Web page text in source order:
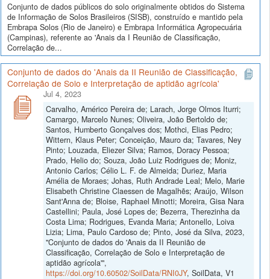
Conjunto de dados públicos do solo originalmente obtidos do Sistema
de Informação de Solos Brasileiros (SISB), construído e mantido pela
Embrapa Solos (Rio de Janeiro) e Embrapa Informática Agropecuária
(Campinas), referente ao 'Anais da I Reunião de Classificação,
Correlação de...
Conjunto de dados do 'Anais da II Reunião de Classificação,
Correlação de Solo e Interpretação de aptidão agrícola'
Jul 4, 2023
Carvalho, Américo Pereira de; Larach, Jorge Olmos Iturri;
Camargo, Marcelo Nunes; Oliveira, João Bertoldo de;
Santos, Humberto Gonçalves dos; Mothci, Elias Pedro;
Wittern, Klaus Peter; Conceição, Mauro da; Tavares, Ney
Pinto; Louzada, Eliezer Silva; Ramos, Doracy Pessoa;
Prado, Helio do; Souza, João Luiz Rodrigues de; Moniz,
Antonio Carlos; Célio L. F. de Almeida; Duriez, Maria
Amélia de Moraes; Johas, Ruth Andrade Leal; Melo, Marie
Elisabeth Christine Claessen de Magalhẽs; Araújo, Wilson
Sant'Anna de; Bloise, Raphael Minotti; Moreira, Gisa Nara
Castellini; Paula, José Lopes de; Bezerra, Therezinha da
Costa Lima; Rodrigues, Evanda Maria; Antonello, Loiva
Lizia; Lima, Paulo Cardoso de; Pinto, José da Silva, 2023,
"Conjunto de dados do 'Anais da II Reunião de
Classificação, Correlação de Solo e Interpretação de
aptidão agrícola'",
https://doi.org/10.60502/SoilData/RNI0JY, SoilData, V1